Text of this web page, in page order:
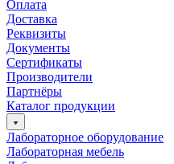
Оплата
Доставка
Реквизиты
Документы
Сертификаты
Производители
Партнёры
Каталог продукции
Лабораторное оборудование
Лабораторная мебель